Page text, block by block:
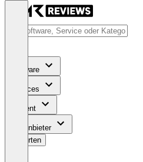
Software
Services
Content
Für Anbieter
Bewerten